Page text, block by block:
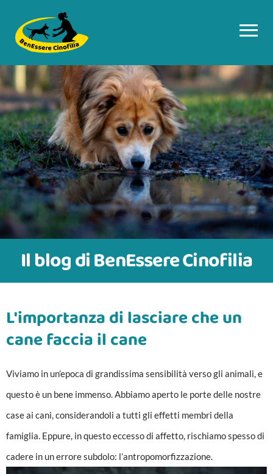
Il blog di BenEssere Cinofilia
L'importanza di lasciare che un
cane faccia il cane
Viviamo in un’epoca di grandissima sensibilità verso gli animali, e
questo è un bene immenso. Abbiamo aperto le porte delle nostre
case ai cani, considerandoli a tutti gli effetti membri della
famiglia. Eppure, in questo eccesso di affetto, rischiamo spesso di
cadere in un errore subdolo: l’antropomorfizzazione.